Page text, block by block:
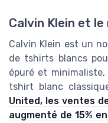
Calvin Klein et
Calvin Klein est un
de tshirts blancs
épuré et
tshirt blanc
United, les ventes
augmenté de 15%